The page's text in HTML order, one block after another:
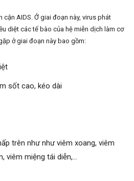
AIDS. Ở giai đoạn này, virus phát
diệt các tế bào của hệ miễn dịch làm cơ
ở giai đoạn này bao gồm:
sốt cao, kéo dài
trên như như viêm xoang, viêm
viêm miệng tái diễn,…